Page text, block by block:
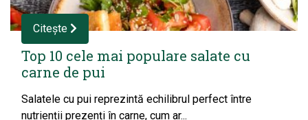
Citește
Top 10 cele mai populare salate cu
carne de pui
Salatele cu pui reprezintă echilibrul perfect între
nutrienții prezenți în carne, cum ar...